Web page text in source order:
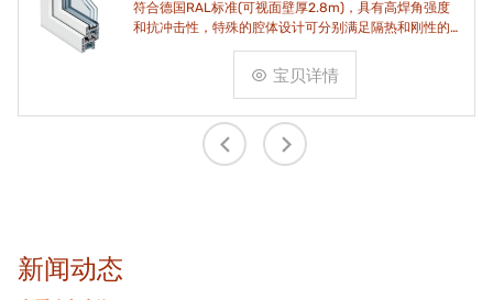
符合德国RAL标准(可视面壁厚2.8m)，具有高焊角强度
和抗冲击性，特殊的腔体设计可分别满足隔热和刚性的
宝贝详情
新闻动态